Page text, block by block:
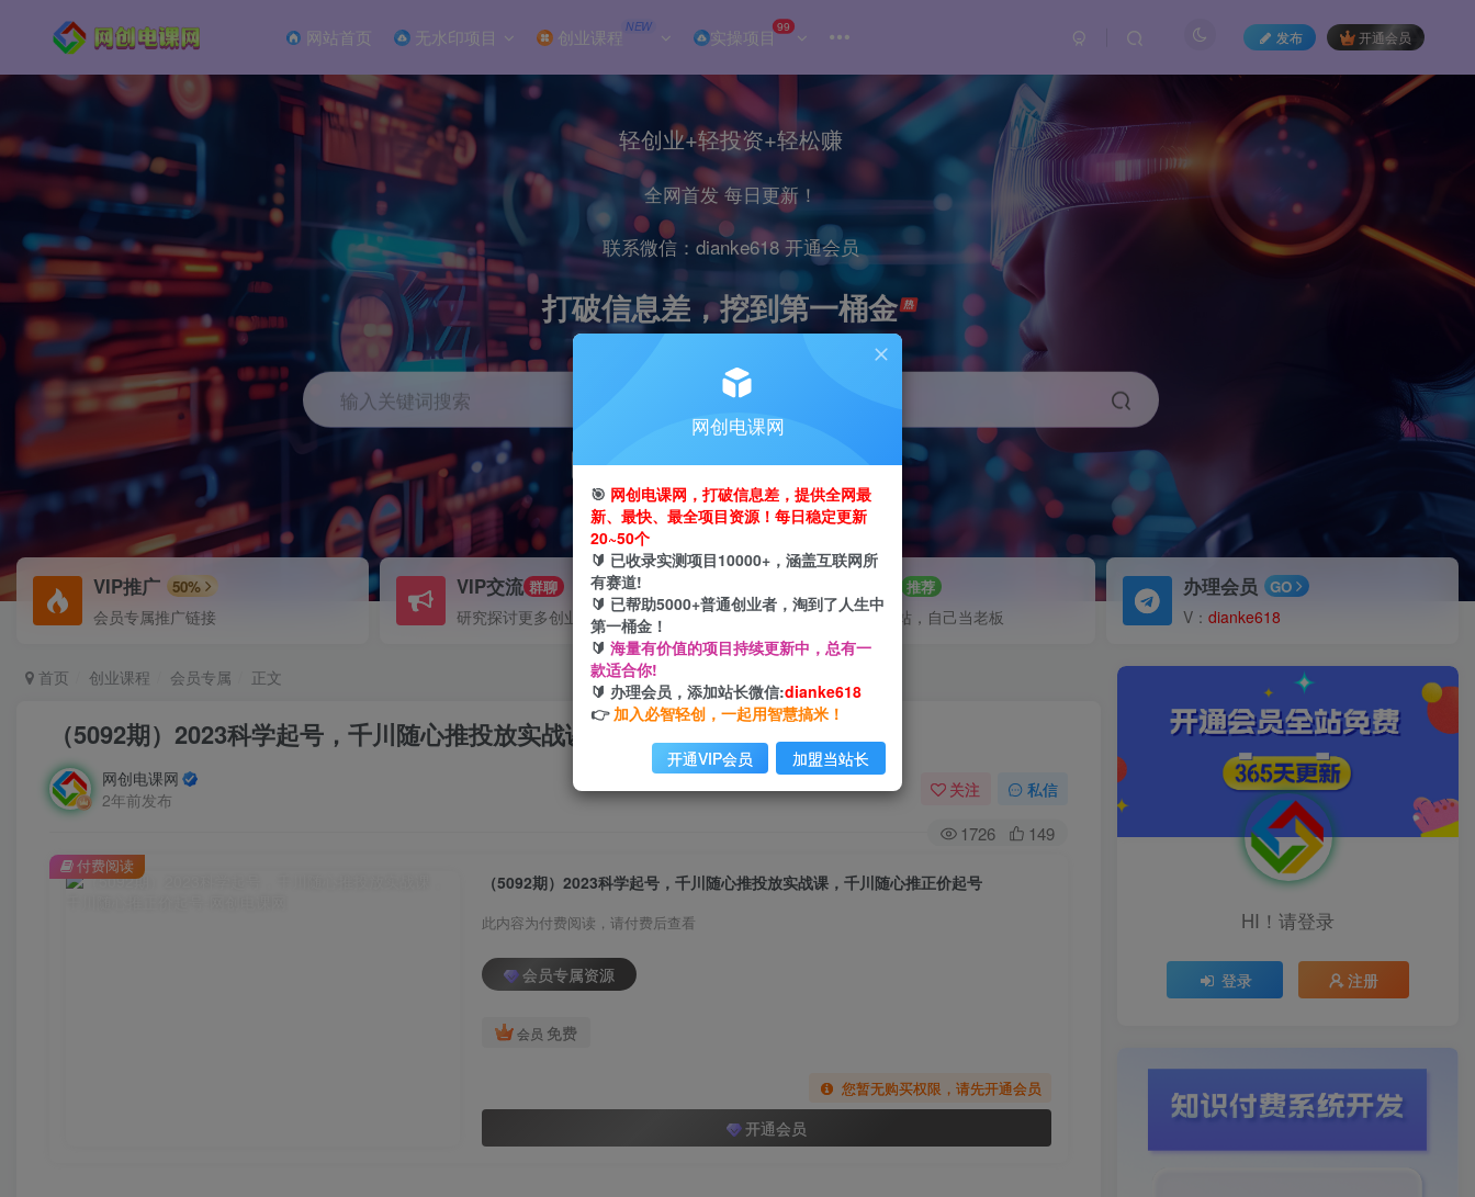
网站首页 无水印项目 创业课程 NEW 实操项目99
发布 开通会员
轻创业+轻投资+轻松赚
全网首发 每日更新！
联系微信：dianke618 开通会员
打破信息差，挖到第一桶金
输入关键词搜索
引流 抖音 小红书 直播 剪辑 电商
VIP推广 50%
会员专属推广链接
VIP交流 群聊
研究探讨更多创业项目路子。
推荐
搭建同款网站，自己当老板
办理会员 GO
V： dianke618
首页 创业课程 会员专属 正文
（5092期）2023科学起号，千川随心推投放实战课，千川随心推正价起号
网创电课网
2年前发布
关注 私信
1726 149
（5092期）2023科学起号，千川随心推投放实战课，千川随心推正价起号
此内容为付费阅读，请付费后查看
会员专属资源
会员 免费
您暂无购买权限，请先开通会员
开通会员
付费阅读
HI！请登录
登录 注册
网创电课网
🎯 网创电课网，打破信息差，提供全网最
新、最快、最全项目资源！每日稳定更新
20~50个
🔰 已收录实测项目10000+，涵盖互联网所
有赛道!
🔰 已帮助5000+普通创业者，淘到了人生中
第一桶金！
🔰 海量有价值的项目持续更新中，总有一
款适合你!
🔰 办理会员，添加站长微信:dianke618
👉 加入必智轻创，一起用智慧搞米！
开通VIP会员 加盟当站长